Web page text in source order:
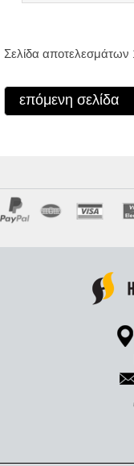
Σελίδα
επόμενη σελίδα